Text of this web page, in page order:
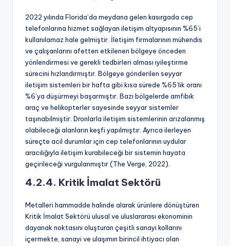
2022 yılında Florida’da meydana gelen kasırgada cep
telefonlarına hizmet sağlayan iletişim altyapısının %65’i
kullanılamaz hale gelmiştir. İletişim firmalarının mühendis
ve çalışanlarını afetten etkilenen bölgeye önceden
yönlendirmesi ve gerekli tedbirleri alması iyileştirme
sürecini hızlandırmıştır. Bölgeye gönderilen seyyar
iletişim sistemleri bir hafta gibi kısa sürede %65’lik oranı
%6’ya düşürmeyi başarmıştır. Bazı bölgelerde amfibik
araç ve helikopterler sayesinde seyyar sistemler
taşınabilmiştir. Dronlarla iletişim sistemlerinin arızalanmış
olabileceği alanların keşfi yapılmıştır. Ayrıca ilerleyen
süreçte acil durumlar için cep telefonlarının uydular
aracılığıyla iletişim kurabileceği bir sistemin hayata
geçirileceği vurgulanmıştır (The Verge, 2022).
4.2.4. Kritik İmalat Sektörü
Metalleri hammadde halinde alarak ürünlere dönüştüren
Kritik İmalat Sektörü ulusal ve uluslararası ekonominin
dayanak noktasını oluşturan çeşitli sanayi kollarını
içermekte, sanayi ve ulaşımın birincil ihtiyacı olan